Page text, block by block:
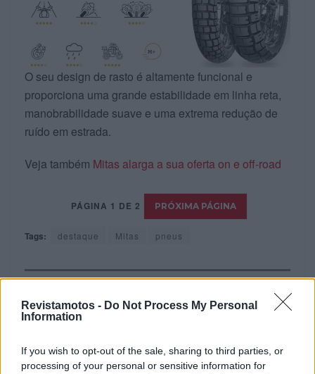
Revistamotos - Do Not Process My Personal
Information
If you wish to opt-out of the sale, sharing to third parties, or
processing of your personal or sensitive information for
O seu design de rasto é altamente funcional e
proporciona uma grande estabilidade em linha reta,
manobrabilidade suave e uma extrema redução de
ruído em estrada.
Veja também Mitas alarga a sua oferta on e off-road
PÁGINA 1 DE 2
Tags: destaque Mitas pneus
RELACIONADOS